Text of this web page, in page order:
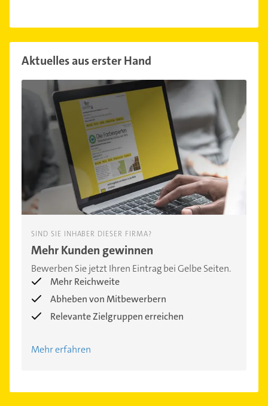
Aktuelles aus erster Hand
SIND SIE INHABER DIESER FIRMA?
Mehr Kunden gewinnen
Bewerben Sie jetzt Ihren Eintrag bei Gelbe Seiten.
Mehr Reichweite
Abheben von Mitbewerbern
Relevante Zielgruppen erreichen
Mehr erfahren